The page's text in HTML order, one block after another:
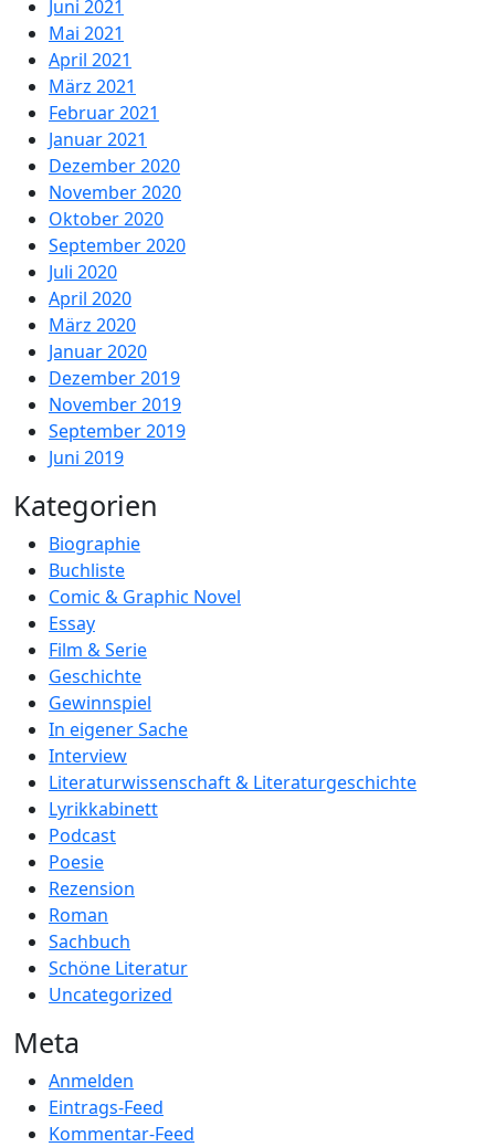
Juni 2021
Mai 2021
April 2021
März 2021
Februar 2021
Januar 2021
Dezember 2020
November 2020
Oktober 2020
September 2020
Juli 2020
April 2020
März 2020
Januar 2020
Dezember 2019
November 2019
September 2019
Juni 2019
Kategorien
Biographie
Buchliste
Comic & Graphic Novel
Essay
Film & Serie
Geschichte
Gewinnspiel
In eigener Sache
Interview
Literaturwissenschaft & Literaturgeschichte
Lyrikkabinett
Podcast
Poesie
Rezension
Roman
Sachbuch
Schöne Literatur
Uncategorized
Meta
Anmelden
Eintrags-Feed
Kommentar-Feed